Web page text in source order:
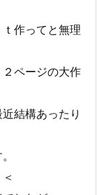
作ってと無理
ページの大作
結構あったり
。